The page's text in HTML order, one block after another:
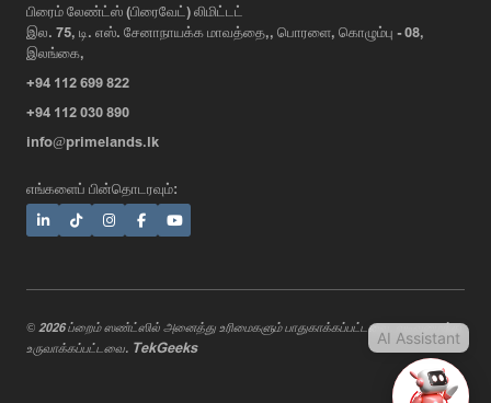
பிரைம் லேண்ட்ஸ் (பிரைவேட்) லிமிட்டட்
இல. 75, டி. எஸ். சேனாநாயக்க மாவத்தை,, பொரளை, கொழும்பு - 08,
இலங்கை,
+94 112 699 822
+94 112 030 890
info@primelands.lk
எங்களைப் பின்தொடரவும்:
© 2026 ப்றைம் ஸண்ட்ஸில் அனைத்து உரிமைகளும் பாதுகாக்கப்பட்டவை. வடிவமைத்து
உருவாக்கப்பட்டவை. TekGeeks AI Assistant